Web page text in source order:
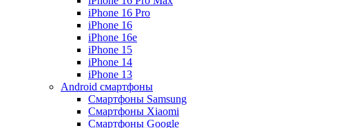
iPhone 16 Pro
iPhone 16
iPhone 16e
iPhone 15
iPhone 14
iPhone 13
Android cмартфоны
Смартфоны Samsung
Смартфоны Xiaomi
Смартфоны Google